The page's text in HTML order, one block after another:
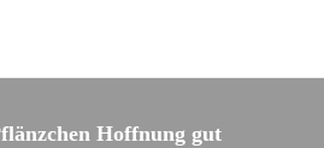
Hoffnung gut